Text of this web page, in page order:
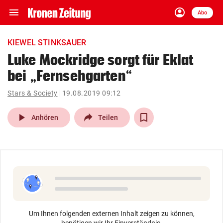
menu Navigation
ein-/ausklappen
account_circle
Anmelden
Abo
close Schließen
account_circle Anmelden
pin_drop
Wien arrow_right
search
eingeben
KIEWEL STINKSAUER
Luke Mockridge sorgt für Eklat
bei „Fernsehgarten“
Stars & Society 19.08.2019 09:12
play_arrow Anhören Teilen
Um Ihnen folgenden externen Inhalt zeigen zu können,